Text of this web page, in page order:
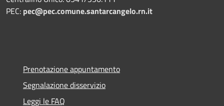
PEC: pec@pec.comune.santarcangelo.rn.it
Prenotazione appuntamento
Segnalazione disservizio
Leggi le FAQ